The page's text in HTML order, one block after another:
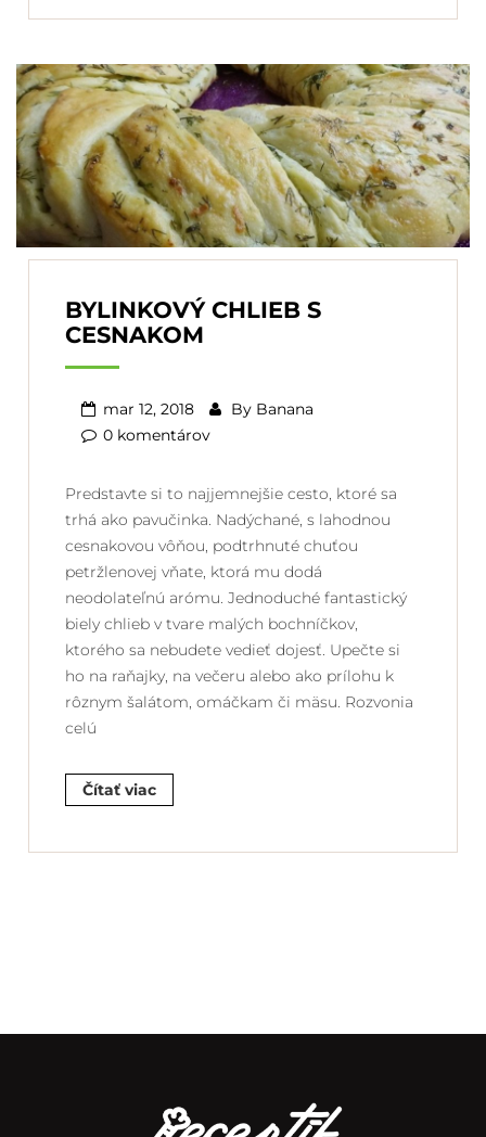
BYLINKOVÝ CHLIEB S
CESNAKOM
mar 12, 2018 By Banana
0 komentárov
Predstavte si to najjemnejšie cesto, ktoré sa
trhá ako pavučinka. Nadýchané, s lahodnou
cesnakovou vôňou, podtrhnuté chuťou
petržlenovej vňate, ktorá mu dodá
neodolateľnú arómu. Jednoduché fantastický
biely chlieb v tvare malých bochníčkov,
ktorého sa nebudete vedieť dojesť. Upečte si
ho na raňajky, na večeru alebo ako prílohu k
rôznym šalátom, omáčkam či mäsu. Rozvonia
celú
Čítať viac